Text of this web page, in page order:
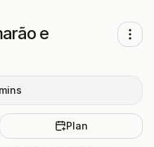
e
mins
Plan